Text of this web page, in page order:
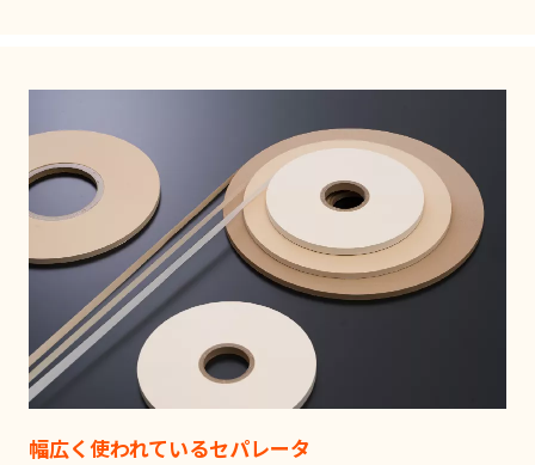
幅広く使われているセパレータ